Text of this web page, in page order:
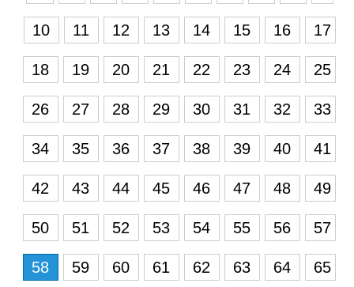
10 11 12 13 14 15 16 17
18 19 20 21 22 23 24 25
26 27 28 29 30 31 32 33
34 35 36 37 38 39 40 41
42 43 44 45 46 47 48 49
50 51 52 53 54 55 56 57
58 59 60 61 62 63 64 65